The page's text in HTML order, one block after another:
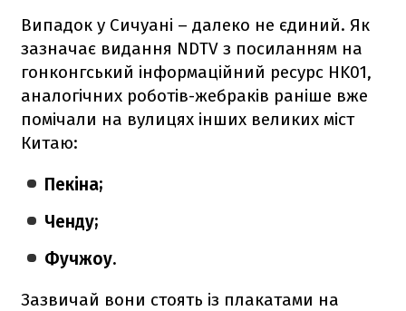
Випадок у Сичуані – далеко не єдиний. Як
зазначає видання NDTV з посиланням на
гонконгський інформаційний ресурс HK01,
аналогічних роботів-жебраків раніше вже
помічали на вулицях інших великих міст
Китаю:
Пекіна;
Ченду;
Фучжоу.
Зазвичай вони стоять із плакатами на